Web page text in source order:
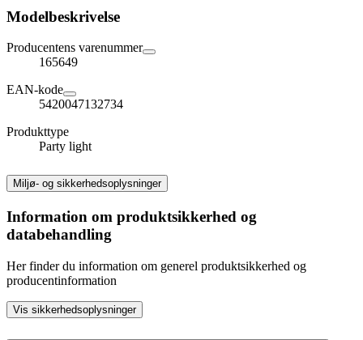
Modelbeskrivelse
Producentens varenummer
165649
EAN-kode
5420047132734
Produkttype
Party light
Miljø- og sikkerhedsoplysninger
Information om produktsikkerhed og
databehandling
Her finder du information om generel produktsikkerhed og
producentinformation
Vis sikkerhedsoplysninger